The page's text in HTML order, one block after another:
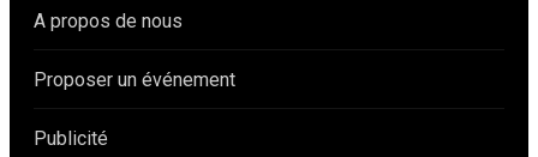
A propos de nous
Proposer un événement
Publicité